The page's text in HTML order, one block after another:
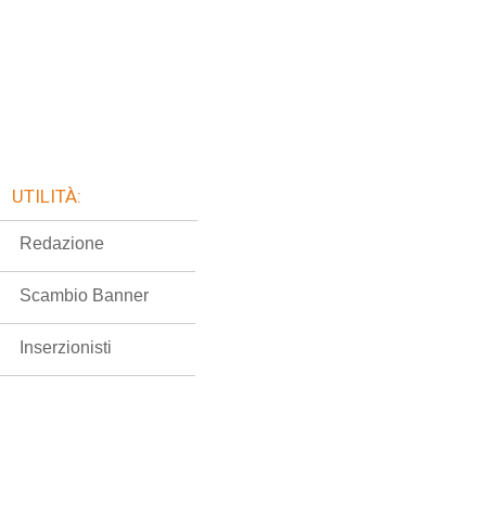
UTILITÀ:
Redazione
Scambio Banner
Inserzionisti